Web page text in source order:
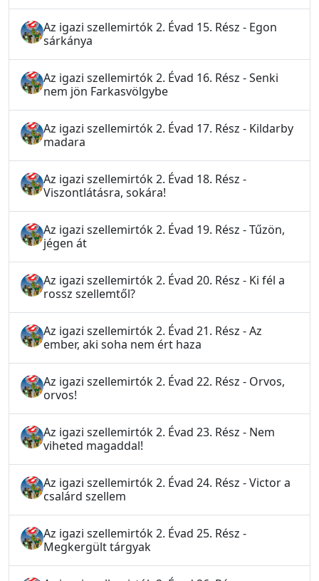
Az igazi szellemirtók 2. Évad 15. Rész - Egon
sárkánya
Az igazi szellemirtók 2. Évad 16. Rész - Senki
nem jön Farkasvölgybe
Az igazi szellemirtók 2. Évad 17. Rész - Kildarby
madara
Az igazi szellemirtók 2. Évad 18. Rész -
Viszontlátásra, sokára!
Az igazi szellemirtók 2. Évad 19. Rész - Tűzön,
jégen át
Az igazi szellemirtók 2. Évad 20. Rész - Ki fél a
rossz szellemtől?
Az igazi szellemirtók 2. Évad 21. Rész - Az
ember, aki soha nem ért haza
Az igazi szellemirtók 2. Évad 22. Rész - Orvos,
orvos!
Az igazi szellemirtók 2. Évad 23. Rész - Nem
viheted magaddal!
Az igazi szellemirtók 2. Évad 24. Rész - Victor a
csalárd szellem
Az igazi szellemirtók 2. Évad 25. Rész -
Megkergült tárgyak